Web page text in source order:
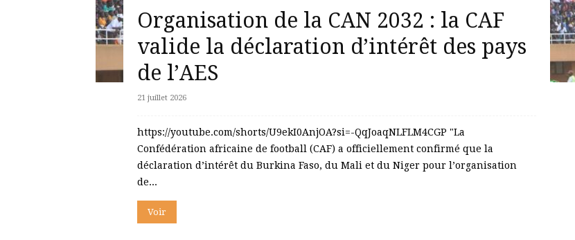
Organisation de la CAN 2032 : la CAF
valide la déclaration d’intérêt des pays
de l’AES
21 juillet 2026
https://youtube.com/shorts/U9ekI0AnjOA?si=-QqJoaqNLFLM4CGP "La
Confédération africaine de football (CAF) a officiellement confirmé que la
déclaration d’intérêt du Burkina Faso, du Mali et du Niger pour l’organisation
de...
Voir